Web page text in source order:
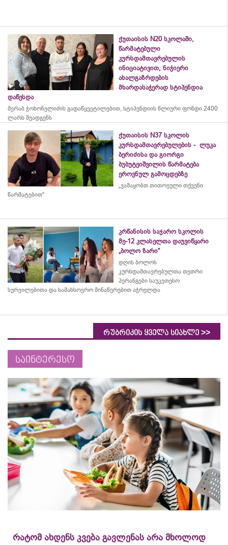
ქუთაისის N20 სკოლაში,
წარმატებული
კურსდამთავრებულის
ინიციატივით, ნიჭიერი
ახალგაზრდების
მხარდასაჭერად სტიპენდია
დაწესდა
მერაბ ჭოხონელიძის გადაწყვეტილებით, სტიპენდიის წლიური ფონდი 2400
ლარს შეადგენს
ქუთაისის N37 სკოლის
კურსდამთავრებულების - ლუკა
ბერიძისა და გიორგი
ბუბუტეიშვილის წარმატება
ეროვნულ გამოცდებზე
„ვამაყობთ თითოეული თქვენი
წარმატებით“
კრწანისის საჯარო სკოლის
მე-12 კლასელთა დაუვიწყარი
„ბოლო ზარი“
დღის ბოლოს
კურსდამთავრებულთა თეთრი
პერანგები საუკეთესო
სურვილებითა და სამახსოვრო მინაწერებით აჭრელდა
რუბრიკის ყველა სიახლე >>
საინტერესო
რატომ ახდენს კვება გავლენას არა მხოლოდ